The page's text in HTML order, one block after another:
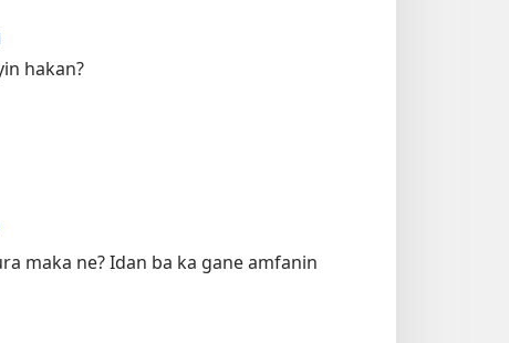
hakan?
maka ne? Idan ba ka gane amfanin